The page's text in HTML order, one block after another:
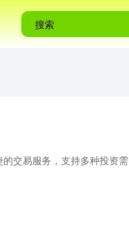
交易服务，支持多种投资需